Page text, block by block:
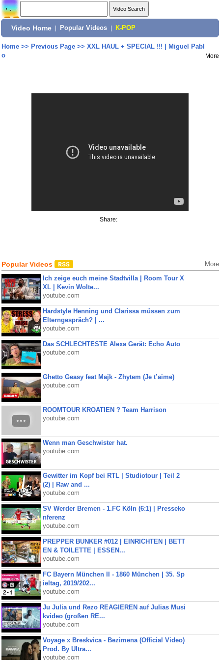
Video Home Popular Videos K-POP
Home>> Previous Page>> XXL HAUL + SPECIAL !!! | Miguel Pabl
o
More
Share:
Popular Videos More
Ich zeige euch meine Stadtvilla | Room Tour X
XL | Kevin Wolte...
youtube.com
Hardstyle Henning und Clarissa müssen zum
Elterngespräch? | ...
youtube.com
Das SCHLECHTESTE Alexa Gerät: Echo Auto
youtube.com
Ghetto Geasy feat Majk - Zhytem (Je t’aime)
youtube.com
ROOMTOUR KROATIEN ? Team Harrison
youtube.com
Wenn man Geschwister hat.
youtube.com
Gewitter im Kopf bei RTL | Studiotour | Teil 2
(2) | Raw and ...
youtube.com
SV Werder Bremen - 1.FC Köln (6:1) | Presseko
nferenz
youtube.com
PREPPER BUNKER #012 | EINRICHTEN | BETT
EN & TOILETTE | ESSEN...
youtube.com
FC Bayern München II - 1860 München | 35. Sp
ieltag, 2019/202...
youtube.com
Ju Julia und Rezo REAGIEREN auf Julias Musi
kvideo (großen RE...
youtube.com
Voyage x Breskvica - Bezimena (Official Video)
Prod. By Ultra...
youtube.com